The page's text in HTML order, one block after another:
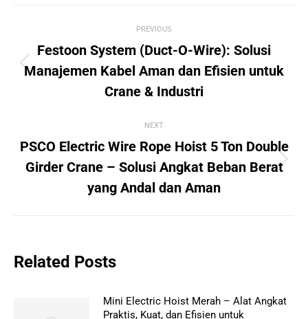
PREVIOUS
Previous
Festoon System (Duct-O-Wire): Solusi
Manajemen Kabel Aman dan Efisien untuk
Crane & Industri
NEXT
Next
PSCO Electric Wire Rope Hoist 5 Ton Double
Girder Crane – Solusi Angkat Beban Berat
yang Andal dan Aman
Related Posts
Mini Electric Hoist Merah – Alat Angkat
Praktis, Kuat, dan Efisien untuk